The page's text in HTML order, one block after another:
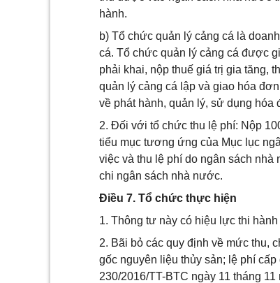
hành.
b) Tổ chức quản lý cảng cá là
cá. Tổ chức quản lý cảng cá được
phải khai, nộp thuế giá trị gia tăng,
quản lý cảng cá lập và giao hóa
về phát hành, quản lý, sử dụng hóa
2. Đối với tổ chức thu lệ phí: Nộp
tiểu mục tương ứng của Mục lục
việc và thu lệ phí do ngân sách
chi ngân sách nhà nước.
Điều 7. Tổ chức thực hiện
1. Thông tư này có hiệu lực thi
2. Bãi bỏ các quy định về mức thu,
gốc nguyên liệu thủy sản; lệ phí
230/2016/TT-BTC ngày 11 tháng